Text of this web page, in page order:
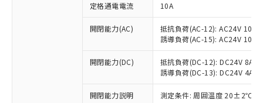
定格通電電流 10A
開閉能力(AC)
抵抗負荷(AC-12): AC24V 10A/
誘導負荷(AC-15): AC24V
開閉能力(DC)
抵抗負荷(DC-12): DC24V 8A/
誘導負荷(DC-13): DC24V 4A/
開閉能力説明 測定条件: 周囲温度 20±2℃、
ご利用条件
以下の条件をお読みいただき、同意のうえ
対応済み：EU RoHS指令（10物質）の
非含有に対応した製品が提供可能な商品で
対応予定：EU RoHS指令（10物質）の非含
有に対応した製品に切り替える予定のある
対応予定なし：EU RoHS指令（10物質）の
非含有に非対応の商品で、対応品を出す予